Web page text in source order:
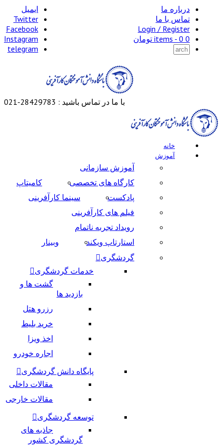
درباره ما
تماس با ما
Login / Register
0 items -
0 تومان
ایمیل
Twitter
Facebook
Instagram
telegram
با ما در تماس باشید : 28429783-021
خانه
آموزش
آموزش سازمانی
کارگاه های تخصصی
کامیتاپ
پادکست
سینما کارآفرینی
فیلم های کارآفرینی
رویداد تجربه ناتمام
استارتاپ ویکند
وبینار
گردشگری
خدمات گردشگری
گشت ها و
بازدید ها
رزرو هتل
خرید بلیط
اخذ ویزا
اجاره خودرو
پایگاه دانش گردشگری
مقالات داخلی
مقالات خارجی
توسعه گردشگری
جاذبه های
گردشگری کشور